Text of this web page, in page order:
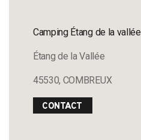
Camping Étang de la vallée
Étang de la Vallée
45530, COMBREUX
CONTACT